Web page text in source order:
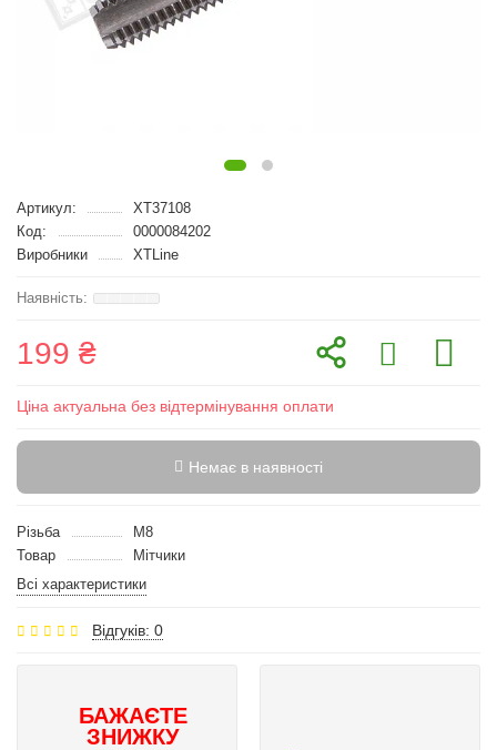
Артикул:
XT37108
Код:
0000084202
Виробники
XTLine
199 ₴
Ціна актуальна без відтермінування оплати
Немає в наявності
Різьба
M8
Товар
Мітчики
Всі характеристики
Відгуків: 0
БАЖАЄТЕ
ЗНИЖКУ